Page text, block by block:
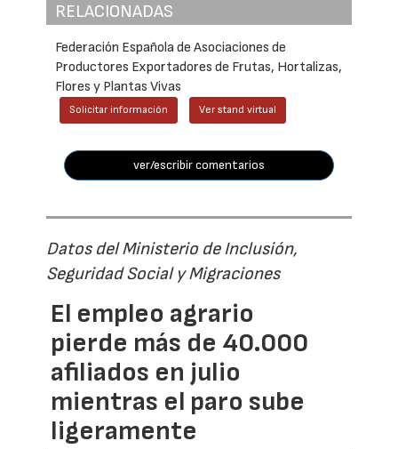
RELACIONADAS
Federación Española de Asociaciones de
Productores Exportadores de Frutas, Hortalizas,
Flores y Plantas Vivas
Solicitar información Ver stand virtual
ver/escribir comentarios
Datos del Ministerio de Inclusión,
Seguridad Social y Migraciones
El empleo agrario
pierde más de 40.000
afiliados en julio
mientras el paro sube
ligeramente